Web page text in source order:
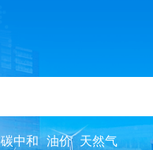
碳中和 油价 天然气